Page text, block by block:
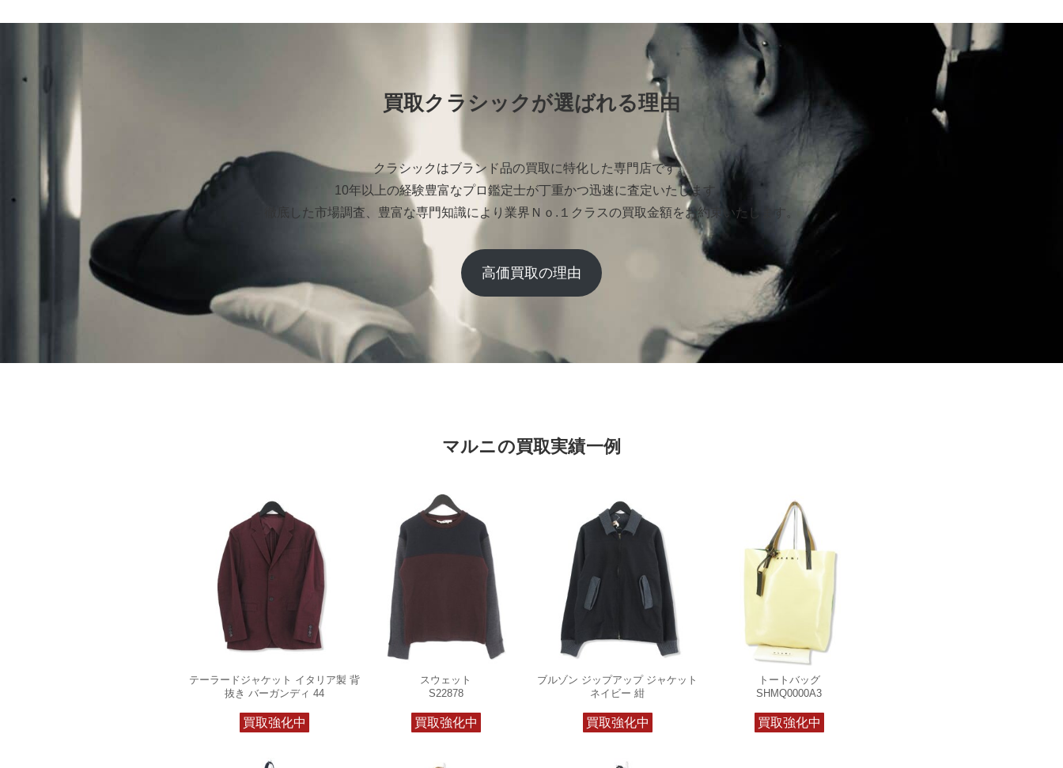
買取クラシックが選ばれる理由
クラシックはブランド品の買取に特化した専門店です。
10年以上の経験豊富なプロ鑑定士が丁重かつ迅速に査定いたします。
徹底した市場調査、豊富な専門知識により業界Ｎｏ.１クラスの買取金額をお約束いたします。
高価買取の理由
マルニの買取実績一例
テーラードジャケット イタリア製 背
抜き バーガンディ 44
買取強化中
スウェット
S22878
買取強化中
ブルゾン ジップアップ ジャケット
ネイビー 紺
買取強化中
トートバッグ
SHMQ0000A3
買取強化中